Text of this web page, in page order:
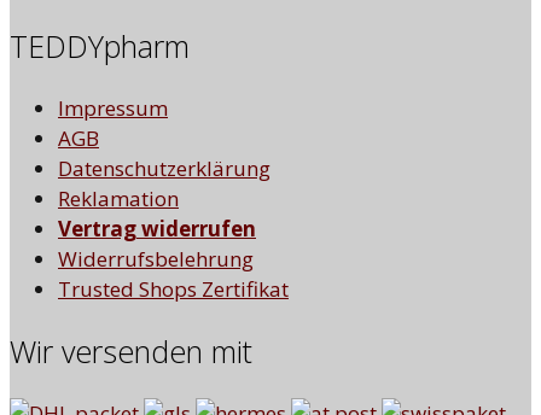
TEDDYpharm
Impressum
AGB
Datenschutzerklärung
Reklamation
Vertrag widerrufen
Widerrufsbelehrung
Trusted Shops Zertifikat
Wir versenden mit